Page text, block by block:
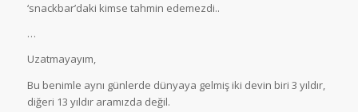
‘snackbar’daki kimse tahmin edemezdi..
…
Uzatmayayım,
Bu benimle aynı günlerde dünyaya gelmiş iki devin biri 3 yıldır,
diğeri 13 yıldır aramızda değil.